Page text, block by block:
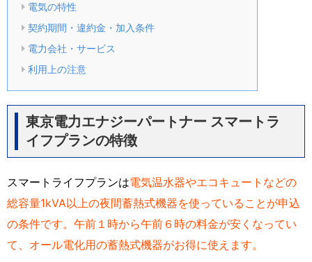
電気の特性
契約期間・違約金・加入条件
電力会社・サービス
利用上の注意
東京電力エナジーパートナー スマートラ
イフプランの特徴
スマートライフプランは電気温水器やエコキュートなどの
総容量1kVA以上の夜間蓄熱式機器を使っていることが申込
の条件です。午前１時から午前６時の料金が安くなってい
て、オール電化用の蓄熱式機器がお得に使えます。